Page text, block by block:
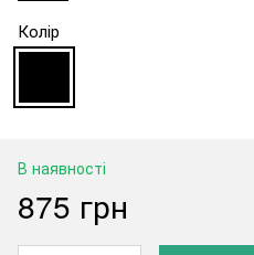
Колір
В наявності
875 грн